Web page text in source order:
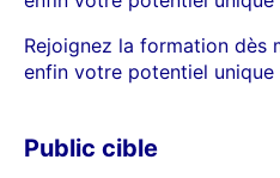
Rejoignez la formation dès
enfin votre potentiel unique
Public cible